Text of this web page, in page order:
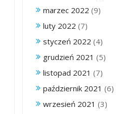
marzec 2022 (9)
luty 2022 (7)
styczeń 2022 (4)
grudzień 2021 (5)
listopad 2021 (7)
październik 2021 (6)
wrzesień 2021 (3)